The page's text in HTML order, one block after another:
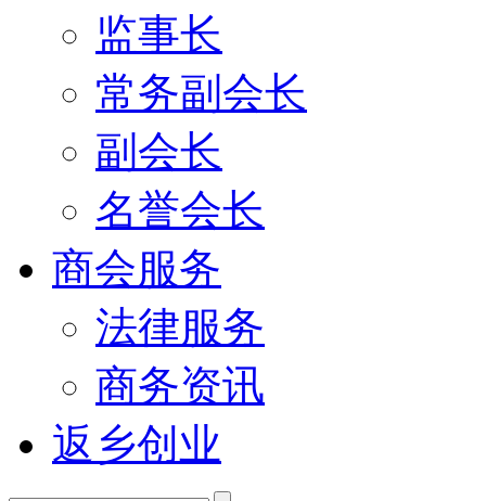
监事长
常务副会长
副会长
名誉会长
商会服务
法律服务
商务资讯
返乡创业